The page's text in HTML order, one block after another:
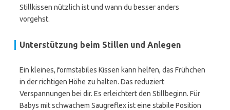
Stillkissen nützlich ist und wann du besser anders
vorgehst.
Unterstützung beim Stillen und Anlegen
Ein kleines, formstabiles Kissen kann helfen, das Frühchen
in der richtigen Höhe zu halten. Das reduziert
Verspannungen bei dir. Es erleichtert den Stillbeginn. Für
Babys mit schwachem Saugreflex ist eine stabile Position